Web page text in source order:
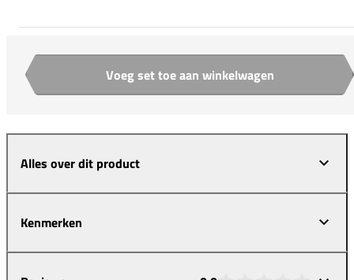
Aantal Voeg set toe aan winkelwagen
Alles over dit product
Kenmerken